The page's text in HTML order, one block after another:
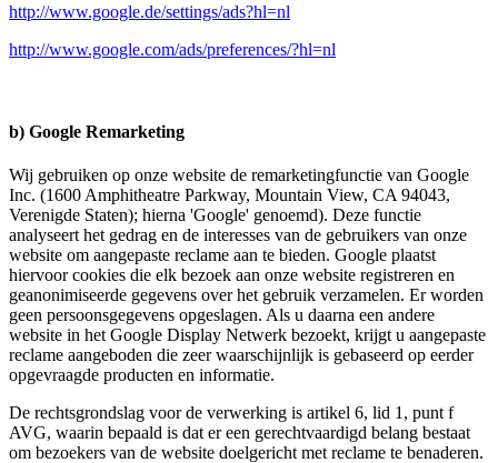
http://www.google.de/settings/ads?hl=nl
http://www.google.com/ads/preferences/?hl=nl
b) Google Remarketing
Wij gebruiken op onze website de remarketingfunctie van Google
Inc. (1600 Amphitheatre Parkway, Mountain View, CA 94043,
Verenigde Staten); hierna 'Google' genoemd). Deze functie
analyseert het gedrag en de interesses van de gebruikers van onze
website om aangepaste reclame aan te bieden. Google plaatst
hiervoor cookies die elk bezoek aan onze website registreren en
geanonimiseerde gegevens over het gebruik verzamelen. Er worden
geen persoonsgegevens opgeslagen. Als u daarna een andere
website in het Google Display Netwerk bezoekt, krijgt u aangepaste
reclame aangeboden die zeer waarschijnlijk is gebaseerd op eerder
opgevraagde producten en informatie.
De rechtsgrondslag voor de verwerking is artikel 6, lid 1, punt f
AVG, waarin bepaald is dat er een gerechtvaardigd belang bestaat
om bezoekers van de website doelgericht met reclame te benaderen.